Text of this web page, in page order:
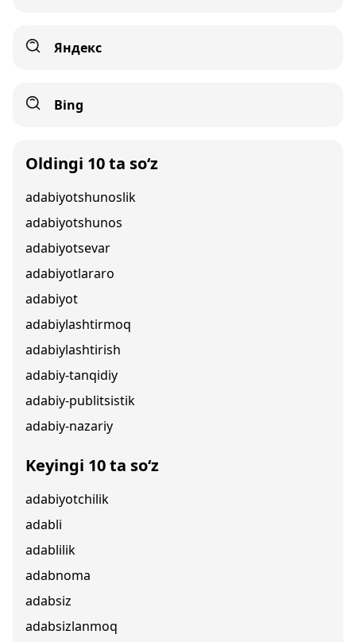
Яндекс
Bing
Oldingi 10 ta so‘z
adabiyotshunoslik
adabiyotshunos
adabiyotsevar
adabiyotlararo
adabiyot
adabiylashtirmoq
adabiylashtirish
adabiy-tanqidiy
adabiy-publitsistik
adabiy-nazariy
Keyingi 10 ta so‘z
adabiyotchilik
adabli
adablilik
adabnoma
adabsiz
adabsizlanmoq